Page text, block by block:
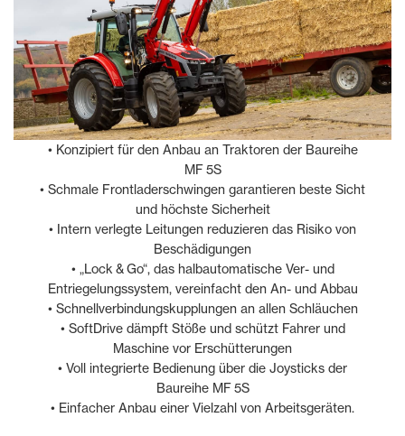
• Konzipiert für den Anbau an Traktoren der Baureihe
MF 5S
• Schmale Frontladerschwingen garantieren beste Sicht
und höchste Sicherheit
• Intern verlegte Leitungen reduzieren das Risiko von
Beschädigungen
• „Lock & Go“, das halbautomatische Ver- und
Entriegelungssystem, vereinfacht den An- und Abbau
• Schnellverbindungskupplungen an allen Schläuchen
• SoftDrive dämpft Stöße und schützt Fahrer und
Maschine vor Erschütterungen
• Voll integrierte Bedienung über die Joysticks der
Baureihe MF 5S
• Einfacher Anbau einer Vielzahl von Arbeitsgeräten.